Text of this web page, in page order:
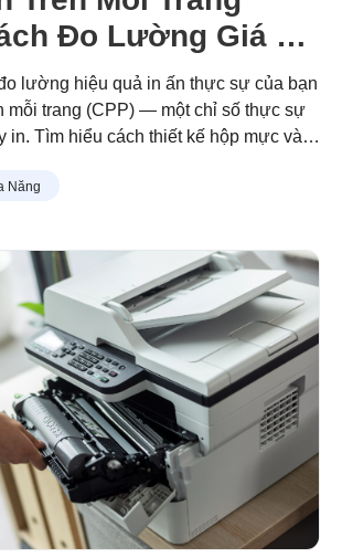
Đo Lường Giá Trị
Sự
lường hiệu quả in ấn thực sự của bạn
mỗi trang (CPP) — một chỉ số thực sự
in. Tìm hiểu cách thiết kế hộp mực và
ít lãng phí hơn và tiết kiệm lâu dài.
Năng